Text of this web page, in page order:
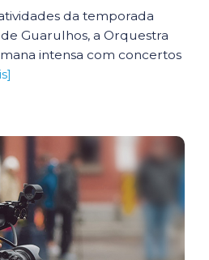
da temporada
Guarulhos, a Orquestra
intensa com concertos